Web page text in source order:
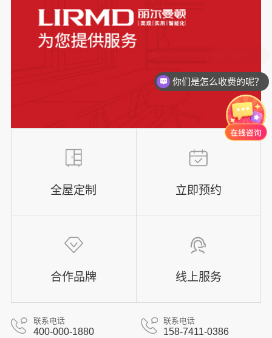
全屋定制 立即预约
合作品牌 线上服务
联系电话
400-000-1880
联系电话
158-7411-0386
你们是怎么收费的呢？